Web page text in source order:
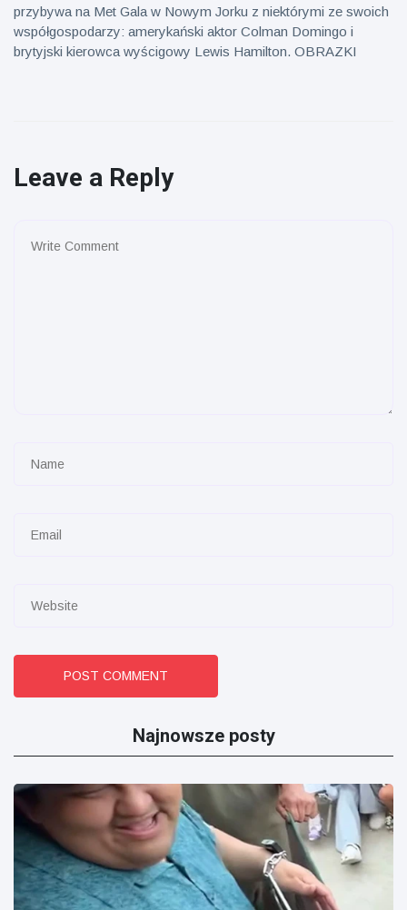
przybywa na Met Gala w Nowym Jorku z niektórymi ze swoich
współgospodarzy: amerykański aktor Colman Domingo i
brytyjski kierowca wyścigowy Lewis Hamilton. OBRAZKI
Leave a Reply
POST COMMENT
Najnowsze posty